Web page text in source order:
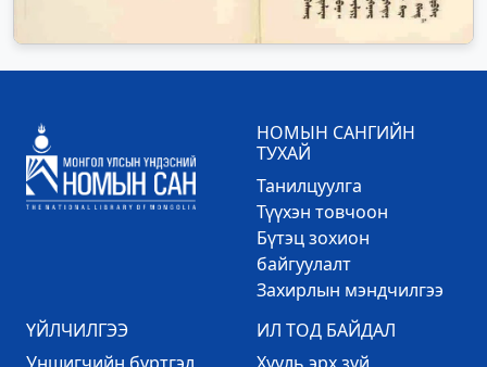
НОМЫН САНГИЙН
ТУХАЙ
Танилцуулга
Түүхэн товчоон
Бүтэц зохион
байгуулалт
Захирлын мэндчилгээ
ҮЙЛЧИЛГЭЭ
ИЛ ТОД БАЙДАЛ